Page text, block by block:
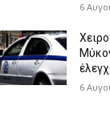
6
6